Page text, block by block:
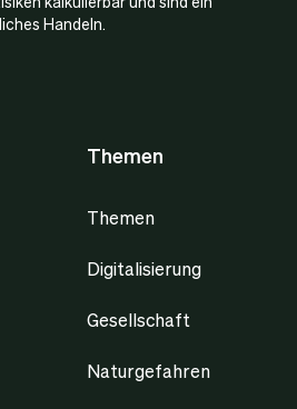
Handeln.
Themen
Themen
Digitalisierung
Gesellschaft
Naturgefahren